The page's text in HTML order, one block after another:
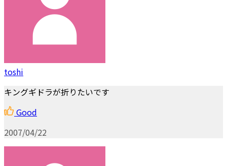
toshi
キングギドラが折りたいです
Good
2007/04/22